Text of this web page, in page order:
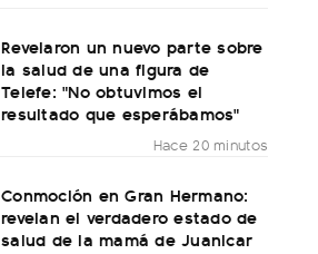
Revelaron un nuevo parte sobre
la salud de una figura de
Telefe: "No obtuvimos el
resultado que esperábamos"
Hace 20 minutos
Conmoción en Gran Hermano:
revelan el verdadero estado de
salud de la mamá de Juanicar